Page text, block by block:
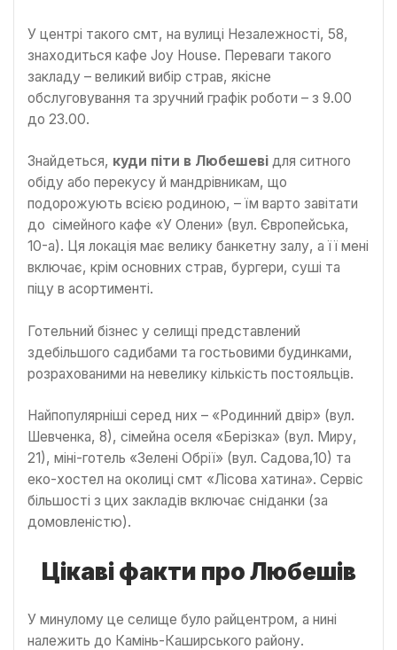
У центрі такого смт, на вулиці Незалежності, 58,
знаходиться кафе Joy House. Переваги такого
закладу – великий вибір страв, якісне
обслуговування та зручний графік роботи – з 9.00
до 23.00.
Знайдеться, куди піти в Любешеві для ситного
обіду або перекусу й мандрівникам, що
подорожують всією родиною, – їм варто завітати
до сімейного кафе «У Олени» (вул. Європейська,
10-а). Ця локація має велику банкетну залу, а її мені
включає, крім основних страв, бургери, суші та
піцу в асортименті.
Готельний бізнес у селищі представлений
здебільшого садибами та гостьовими будинками,
розрахованими на невелику кількість постояльців.
Найпопулярніші серед них – «Родинний двір» (вул.
Шевченка, 8), сімейна оселя «Берізка» (вул. Миру,
21), міні-готель «Зелені Обрії» (вул. Садова,10) та
еко-хостел на околиці смт «Лісова хатина». Сервіс
більшості з цих закладів включає сніданки (за
домовленістю).
Цікаві факти про Любешів
У минулому це селище було райцентром, а нині
належить до Камінь-Каширського району.